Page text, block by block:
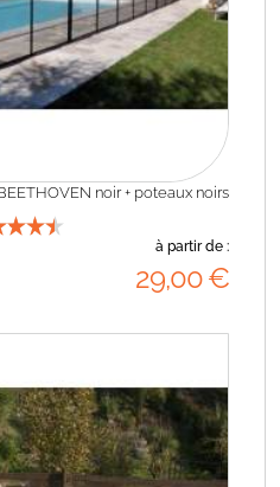
noir + poteaux noirs
à partir de :
29,00€